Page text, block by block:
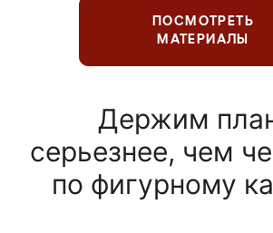
ПОСМОТРЕТЬ
МАТЕРИАЛЫ
Держим
серьезнее, чем
по фигурному